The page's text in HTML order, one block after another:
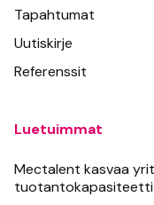
Tapahtumat
Uutiskirje
Referenssit
Luetuimmat
Mectalent kasvaa